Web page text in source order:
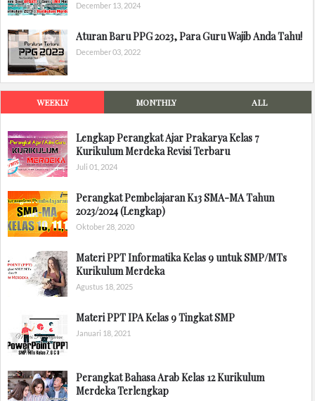
December 13, 2024
Aturan Baru PPG 2023, Para Guru Wajib Anda Tahu!
December 03, 2022
WEEKLY MONTHLY ALL
Lengkap Perangkat Ajar Prakarya Kelas 7
Kurikulum Merdeka Revisi Terbaru
Juli 01, 2024
Perangkat Pembelajaran K13 SMA-MA Tahun
2023/2024 (Lengkap)
Oktober 28, 2020
Materi PPT Informatika Kelas 9 untuk SMP/MTs
Kurikulum Merdeka
Agustus 18, 2025
Materi PPT IPA Kelas 9 Tingkat SMP
Januari 18, 2021
Perangkat Bahasa Arab Kelas 12 Kurikulum
Merdeka Terlengkap